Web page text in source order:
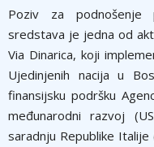
Poziv za podnošenje
sredstava je jedna od
Via Dinarica, koji
Ujedinjenih nacija u
finansijsku podršku
međunarodni razvoj
saradnju Republike